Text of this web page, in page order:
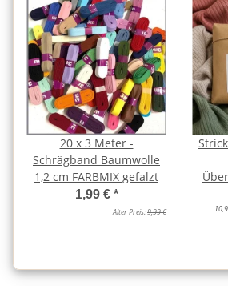
20 x 3 Meter -
Schrägband Baumwolle
1,2 cm FARBMIX gefalzt
1,99 € *
Alter Preis:9,99 €